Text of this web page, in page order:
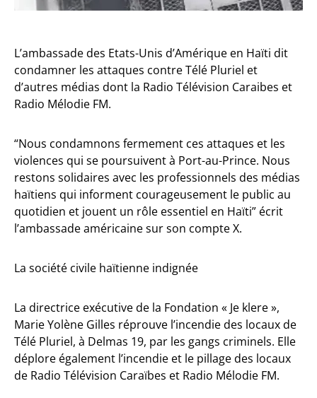
L’ambassade des Etats-Unis d’Amérique en Haïti dit
condamner les attaques contre Télé Pluriel et
d’autres médias dont la Radio Télévision Caraibes et
Radio Mélodie FM.
“Nous condamnons fermement ces attaques et les
violences qui se poursuivent à Port-au-Prince. Nous
restons solidaires avec les professionnels des médias
haïtiens qui informent courageusement le public au
quotidien et jouent un rôle essentiel en Haïti” écrit
l’ambassade américaine sur son compte X.
La société civile haïtienne indignée
La directrice exécutive de la Fondation « Je klere »,
Marie Yolène Gilles réprouve l’incendie des locaux de
Télé Pluriel, à Delmas 19, par les gangs criminels. Elle
déplore également l’incendie et le pillage des locaux
de Radio Télévision Caraïbes et Radio Mélodie FM.